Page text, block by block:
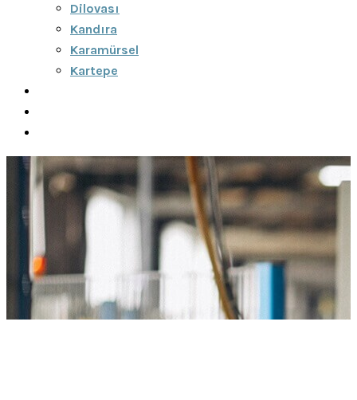
Dilovası
Kandıra
Karamürsel
Kartepe